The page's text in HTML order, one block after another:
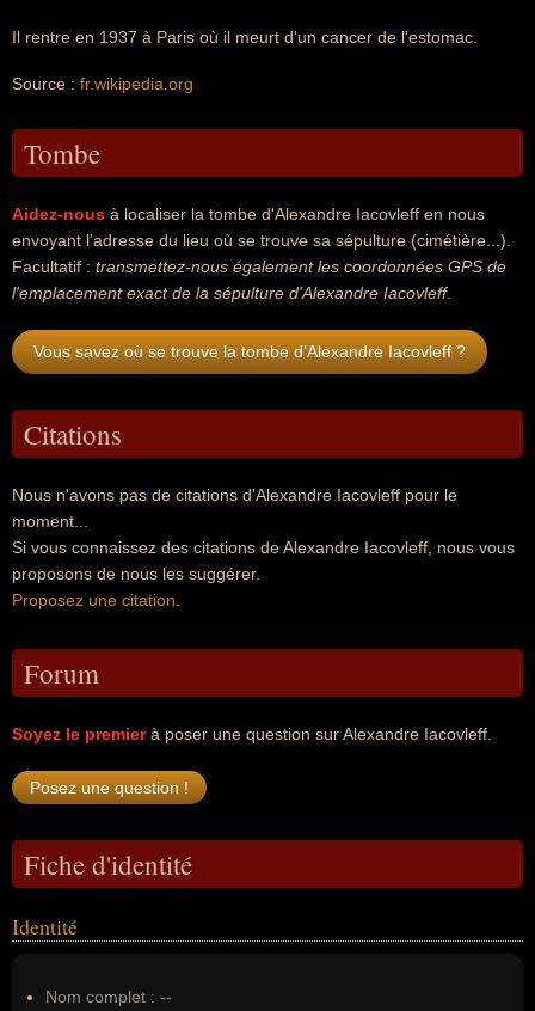
Il rentre en 1937 à Paris où il meurt d'un cancer de l'estomac.
Source : fr.wikipedia.org
Tombe
Aidez-nous à localiser la tombe d'Alexandre Iacovleff en nous
envoyant l'adresse du lieu où se trouve sa sépulture (cimétière...).
Facultatif : transmettez-nous également les coordonnées GPS de
l'emplacement exact de la sépulture d'Alexandre Iacovleff.
Vous savez où se trouve la tombe d'Alexandre Iacovleff ?
Citations
Nous n'avons pas de citations d'Alexandre Iacovleff pour le
moment...
Si vous connaissez des citations de Alexandre Iacovleff, nous vous
proposons de nous les suggérer.
Proposez une citation
Forum
Soyez le premierà poser une question sur Alexandre Iacovleff.
Fiche d'identité
Identité
Nom complet : --